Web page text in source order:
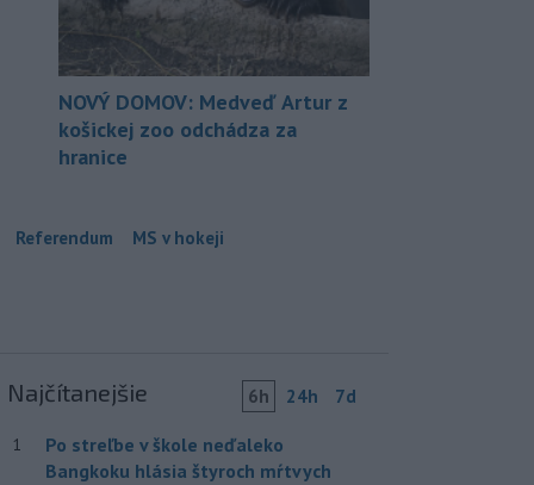
NOVÝ DOMOV: Medveď Artur z
košickej zoo odchádza za
hranice
Referendum MS v hokeji
Najčítanejšie 6h 24h 7d
1
Po streľbe v škole neďaleko
Bangkoku hlásia štyroch mŕtvych